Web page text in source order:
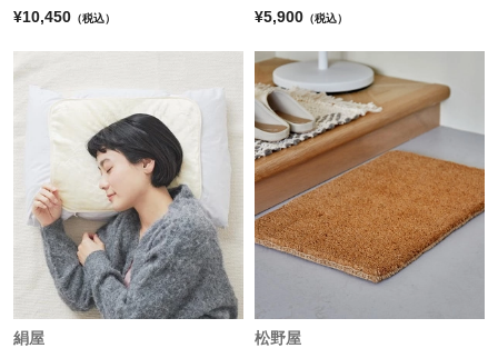
¥10,450 （税込）
¥5,900 （税込）
絹屋
松野屋